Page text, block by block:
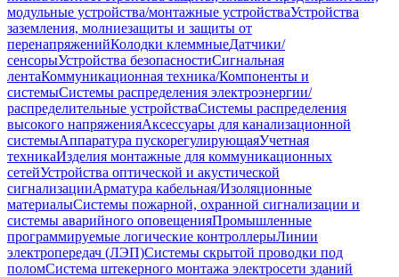
модульные устройства/монтажные устройстваУстройства
заземления, молниезащиты и защиты от
перенапряженийКолодки клеммныеДатчики/
сенсорыУстройства безопасностиСигнальная
лентаКоммуникационная техника/Компоненты и
системыСистемы распределения электроэнергии/
распределительные устройстваСистемы распределения
высокого напряженияАксессуары для канализационной
системыАппаратура пускорегулирующаяУчетная
техникаИзделия монтажные для коммуникационных
сетейУстройства оптической и акустической
сигнализацииАрматура кабельная/Изоляционные
материалыСистемы пожарной, охранной сигнализации и
системы аварийного оповещенияПромышленные
программируемые логические контроллерыЛинии
электропередач (ЛЭП)Системы скрытой проводки под
поломСистема штекерного монтажа электросети зданий